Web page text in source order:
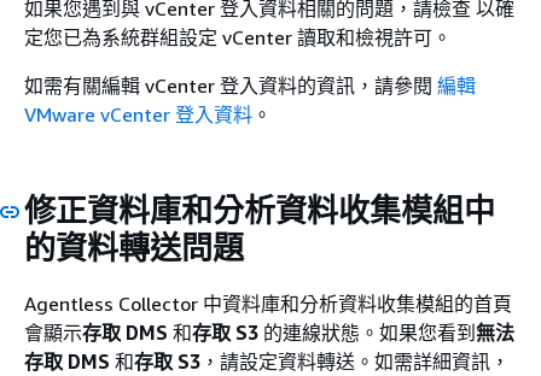
如果您遇到與 vCenter 登入資料相關的問題，請檢查 以確
定您已為系統群組設定 vCenter 讀取和檢視許可。
如需有關編輯 vCenter 登入資料的資訊，請參閱 編輯
VMware vCenter 登入資料 。
修正資料庫和分析資料收集模組中
的資料轉送問題
Agentless Collector 中資料庫和分析資料收集模組的首頁
會顯示存取 DMS 和存取 S3 的連線狀態。如果您看到 無法
存取 DMS 和存取 S3 ，請設定資料轉送。如需詳細資訊，